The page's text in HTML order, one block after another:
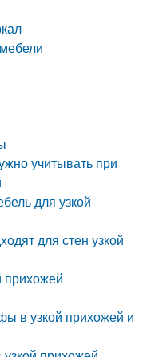
учитывать при
для узкой
для стен узкой
прихожей
в узкой прихожей и